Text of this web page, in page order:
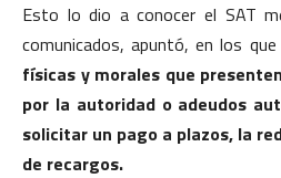
Esto lo dio a conocer el SAT
comunicados, apuntó, en los que
físicas y morales que
por la autoridad o adeudos
solicitar un pago a plazos, la
de recargos.